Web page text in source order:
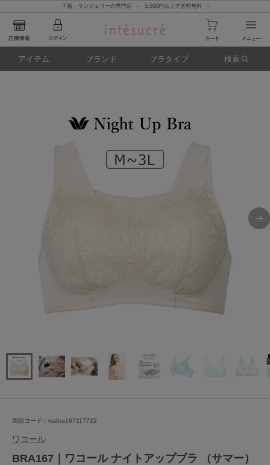
下着・ランジェリーの専門店 - 5,500円以上で送料無料 -
アイテム ブランド ブラタイプ 検索
商品コード：wabra167117722
ワコール
BRA167｜ワコール ナイトアップブラ （サマー）